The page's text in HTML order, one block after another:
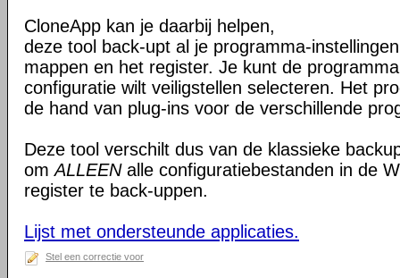
CloneApp kan je daarbij helpen,
deze tool back-upt al je programma-
mappen en het register. Je kunt de
configuratie wilt veiligstellen selecteren. Het
de hand van plug-ins voor de verschillende
Deze tool verschilt dus van de klassieke
omALLEENalle configuratiebestanden in de
register te back-uppen.
Lijst met ondersteunde applicaties.
Stel een correctie voor